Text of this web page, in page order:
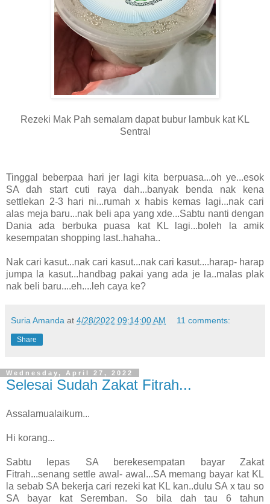
Rezeki Mak Pah semalam dapat bubur lambuk kat KL
Sentral
Tinggal beberpaa hari jer lagi kita berpuasa...oh ye...esok
SA dah start cuti raya dah...banyak benda nak kena
settlekan 2-3 hari ni...rumah x habis kemas lagi...nak cari
alas meja baru...nak beli apa yang xde...Sabtu nanti dengan
Dania ada berbuka puasa kat KL lagi...boleh la amik
kesempatan shopping last..hahaha..
Nak cari kasut...nak cari kasut...nak cari kasut....harap- harap
jumpa la kasut...handbag pakai yang ada je la..malas plak
nak beli baru....eh....leh caya ke?
Suria Amanda at 4/28/2022 09:14:00 AM 11 comments:
Share
Wednesday, April 27, 2022
Selesai Sudah Zakat Fitrah...
Assalamualaikum...
Hi korang...
Sabtu lepas SA berekesempatan bayar Zakat
Fitrah...senang settle awal- awal...SA memang bayar kat KL
la sebab SA bekerja cari rezeki kat KL kan..dulu SA x tau so
SA bayar kat Seremban. So bila dah tau 6 tahun